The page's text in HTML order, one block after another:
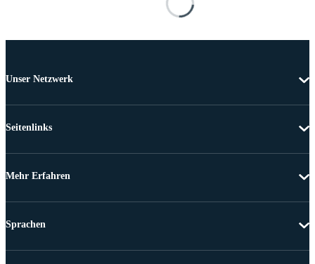
Unser Netzwerk
Seitenlinks
Mehr Erfahren
Sprachen